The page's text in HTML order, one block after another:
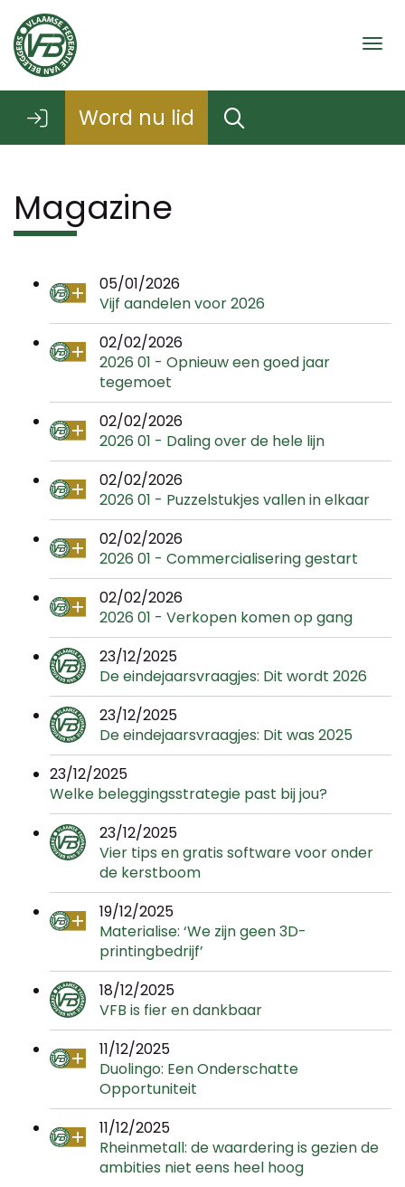
Word nu lid
Magazine
05/01/2026
Vijf aandelen voor 2026
02/02/2026
2026 01 - Opnieuw een goed jaar
tegemoet
02/02/2026
2026 01 - Daling over de hele lijn
02/02/2026
2026 01 - Puzzelstukjes vallen in elkaar
02/02/2026
2026 01 - Commercialisering gestart
02/02/2026
2026 01 - Verkopen komen op gang
23/12/2025
De eindejaarsvraagjes: Dit wordt 2026
23/12/2025
De eindejaarsvraagjes: Dit was 2025
23/12/2025
Welke beleggingsstrategie past bij jou?
23/12/2025
Vier tips en gratis software voor onder
de kerstboom
19/12/2025
Materialise: ‘We zijn geen 3D-
printingbedrijf’
18/12/2025
VFB is fier en dankbaar
11/12/2025
Duolingo: Een Onderschatte
Opportuniteit
11/12/2025
Rheinmetall: de waardering is gezien de
ambities niet eens heel hoog